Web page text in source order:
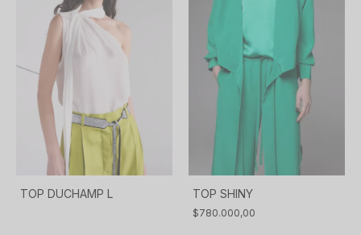
TOP DUCHAMP L TOP SHINY
$780.000,00